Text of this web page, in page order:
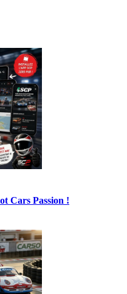
Cars Passion !